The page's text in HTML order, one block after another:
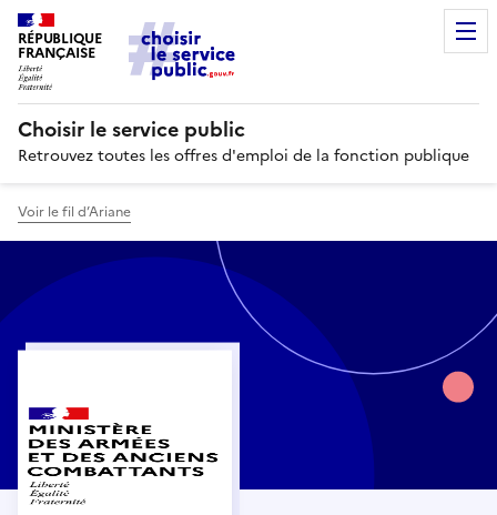
RÉPUBLIQUE
FRANÇAISE
Choisir le service public
Retrouvez toutes les offres d'emploi de la fonction publique
Voir le fil d’Ariane